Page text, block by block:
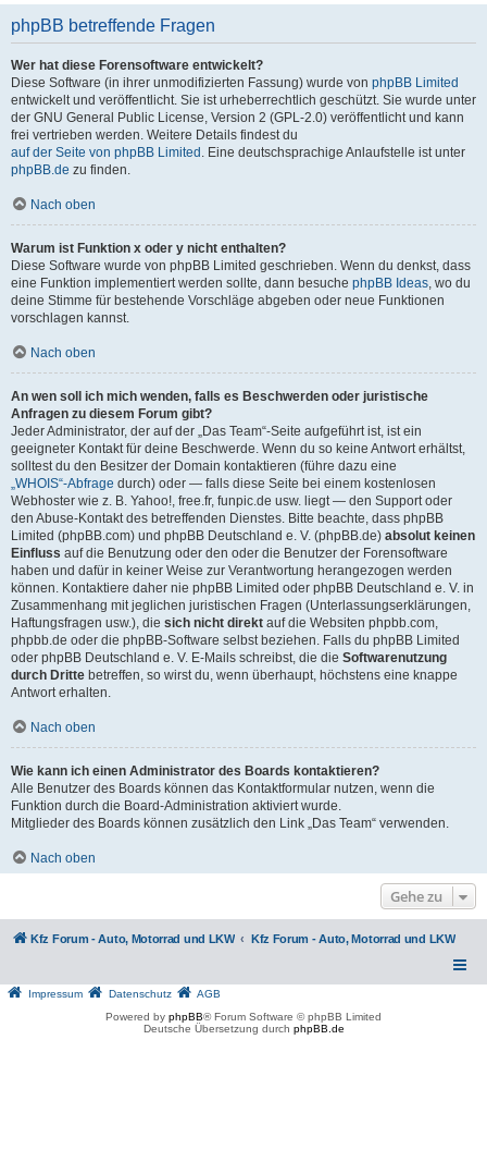
phpBB betreffende Fragen
Wer hat diese Forensoftware entwickelt?
Diese Software (in ihrer unmodifizierten Fassung) wurde von phpBB Limited
entwickelt und veröffentlicht. Sie ist urheberrechtlich geschützt. Sie wurde unter
der GNU General Public License, Version 2 (GPL-2.0) veröffentlicht und kann
frei vertrieben werden. Weitere Details findest du
auf der Seite von phpBB Limited . Eine deutschsprachige Anlaufstelle ist unter
phpBB.de zu finden.
Nach oben
Warum ist Funktion x oder y nicht enthalten?
Diese Software wurde von phpBB Limited geschrieben. Wenn du denkst, dass
eine Funktion implementiert werden sollte, dann besuche phpBB Ideas, wo du
deine Stimme für bestehende Vorschläge abgeben oder neue Funktionen
vorschlagen kannst.
Nach oben
An wen soll ich mich wenden, falls es Beschwerden oder juristische
Anfragen zu diesem Forum gibt?
Jeder Administrator, der auf der „Das Team“-Seite aufgeführt ist, ist ein
geeigneter Kontakt für deine Beschwerde. Wenn du so keine Antwort erhältst,
solltest du den Besitzer der Domain kontaktieren (führe dazu eine
„WHOIS“-Abfrage durch) oder — falls diese Seite bei einem kostenlosen
Webhoster wie z. B. Yahoo!, free.fr, funpic.de usw. liegt — den Support oder
den Abuse-Kontakt des betreffenden Dienstes. Bitte beachte, dass phpBB
Limited (phpBB.com) und phpBB Deutschland e. V. (phpBB.de) absolut keinen
Einfluss auf die Benutzung oder den oder die Benutzer der Forensoftware
haben und dafür in keiner Weise zur Verantwortung herangezogen werden
können. Kontaktiere daher nie phpBB Limited oder phpBB Deutschland e. V. in
Zusammenhang mit jeglichen juristischen Fragen (Unterlassungserklärungen,
Haftungsfragen usw.), die sich nicht direkt auf die Websiten phpbb.com,
phpbb.de oder die phpBB-Software selbst beziehen. Falls du phpBB Limited
oder phpBB Deutschland e. V. E-Mails schreibst, die die Softwarenutzung
durch Dritte betreffen, so wirst du, wenn überhaupt, höchstens eine knappe
Antwort erhalten.
Nach oben
Wie kann ich einen Administrator des Boards kontaktieren?
Alle Benutzer des Boards können das Kontaktformular nutzen, wenn die
Funktion durch die Board-Administration aktiviert wurde.
Mitglieder des Boards können zusätzlich den Link „Das Team“ verwenden.
Nach oben
Gehe zu
Kfz Forum - Auto, Motorrad und LKW Kfz Forum - Auto, Motorrad und LKW
Impressum Datenschutz
AGB
Powered by phpBB® Forum Software © phpBB Limited
Deutsche Übersetzung durch phpBB.de